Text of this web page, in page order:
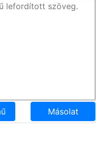
Másolat